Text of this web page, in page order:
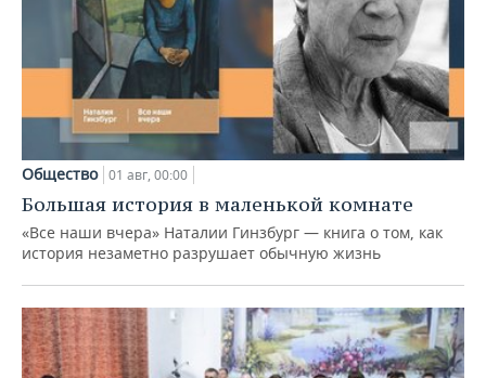
Общество 01 авг, 00:00
Большая история в маленькой комнате
«Все наши вчера» Наталии Гинзбург — книга о том, как
история незаметно разрушает обычную жизнь